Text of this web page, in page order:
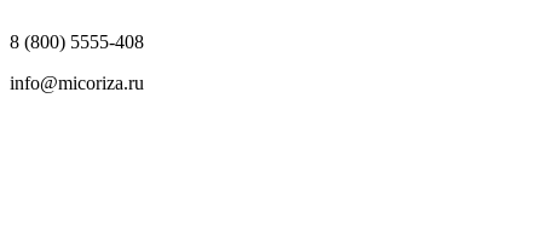
8 (800) 5555-408
info@micoriza.ru